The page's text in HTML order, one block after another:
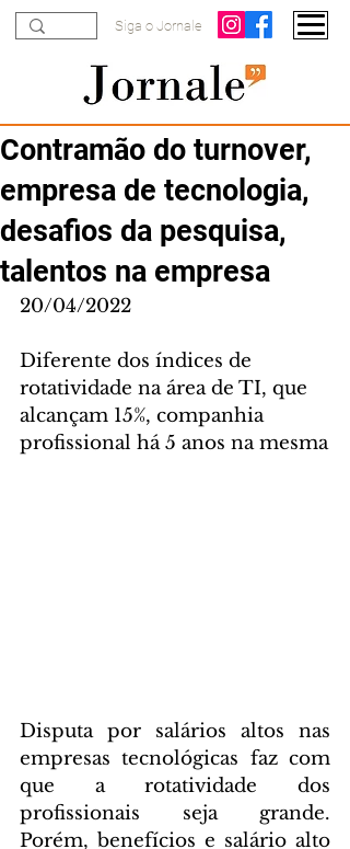
Siga o Jornale
Contramão do turnover,
empresa de tecnologia,
desafios da pesquisa,
talentos na empresa
20/04/2022
Diferente dos índices de
rotatividade na área de TI, que
alcançam 15%, companhia
profissional há 5 anos na mesma
Disputa por salários altos nas
empresas tecnológicas faz com
que a rotatividade dos
profissionais seja grande.
Porém, benefícios e salário alto